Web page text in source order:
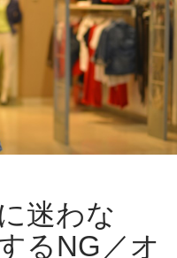
迷わな
るNG／オ